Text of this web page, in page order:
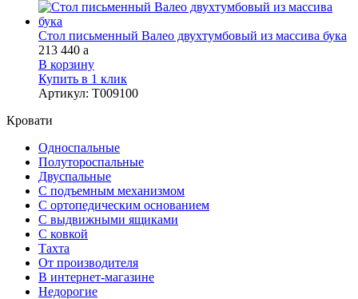
Стол письменный Валео двухтумбовый из массива бука
213 440 a
В корзину
Купить в 1 клик
Артикул: Т009100
Кровати
Односпальные
Полутороспальные
Двуспальные
С подъемным механизмом
С ортопедическим основанием
С выдвижными ящиками
С ковкой
Тахта
От производителя
В интернет-магазине
Недорогие